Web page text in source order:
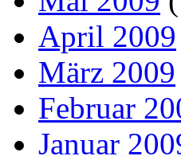
April 2009
März 2009
Februar
Januar